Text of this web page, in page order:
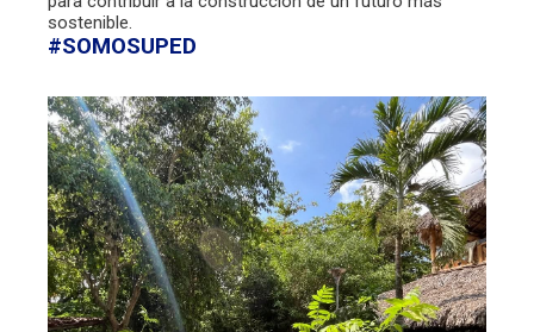
sostenible.
#SOMOSUPED